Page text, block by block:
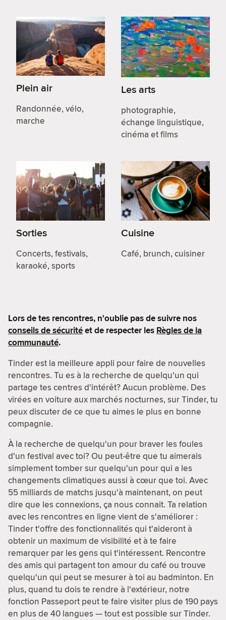
Plein air
Randonnée, vélo,
marche
Les arts
photographie,
échange linguistique,
cinéma et films
Sorties
Concerts, festivals,
karaoké, sports
Cuisine
Café, brunch, cuisiner
Lors de tes rencontres, n'oublie pas de suivre nos
conseils de sécuritéet de respecter les Règles de la
communauté.
Tinder est la meilleure appli pour faire de nouvelles
rencontres. Tu es à la recherche de quelqu'un qui
partage tes centres d'intérêt? Aucun problème. Des
virées en voiture aux marchés nocturnes, sur Tinder, tu
peux discuter de ce que tu aimes le plus en bonne
compagnie.
À la recherche de quelqu'un pour braver les foules
d'un festival avec toi? Ou peut-être que tu aimerais
simplement tomber sur quelqu'un pour qui a les
changements climatiques aussi à cœur que toi. Avec
55 milliards de matchs jusqu'à maintenant, on peut
dire que les connexions, ça nous connait. Ta relation
avec les rencontres en ligne vient de s'améliorer :
Tinder t'offre des fonctionnalités qui t'aideront à
obtenir un maximum de visibilité et à te faire
remarquer par les gens qui t'intéressent. Rencontre
des amis qui partagent ton amour du café ou trouve
quelqu'un qui peut se mesurer à toi au badminton. En
plus, quand tu dois te rendre à l'extérieur, notre
fonction Passeport peut te faire visiter plus de 190 pays
en plus de 40 langues — tout est possible sur Tinder.